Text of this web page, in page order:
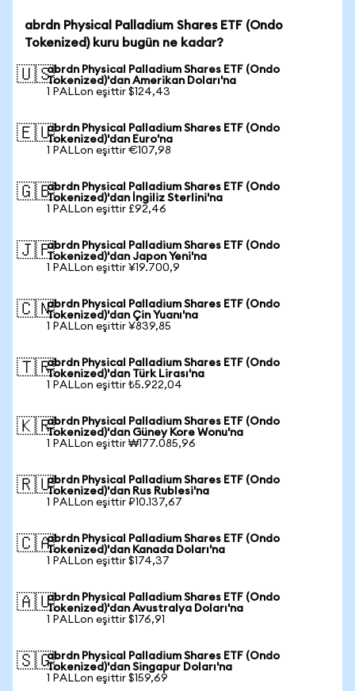
abrdn Physical Palladium Shares ETF (Ondo
Tokenized) kuru bugün ne kadar?
🇺🇸abrdn Physical Palladium Shares ETF (Ondo
Tokenized)'dan Amerikan Doları'na
1 PALLon eşittir $124,43
🇪🇺abrdn Physical Palladium Shares ETF (Ondo
Tokenized)'dan Euro'na
1 PALLon eşittir €107,98
🇬🇧abrdn Physical Palladium Shares ETF (Ondo
Tokenized)'dan İngiliz Sterlini'na
1 PALLon eşittir £92,46
🇯🇵abrdn Physical Palladium Shares ETF (Ondo
Tokenized)'dan Japon Yeni'na
1 PALLon eşittir ¥19.700,9
🇨🇳abrdn Physical Palladium Shares ETF (Ondo
Tokenized)'dan Çin Yuanı'na
1 PALLon eşittir ¥839,85
🇹🇷abrdn Physical Palladium Shares ETF (Ondo
Tokenized)'dan Türk Lirası'na
1 PALLon eşittir ₺5.922,04
🇰🇷abrdn Physical Palladium Shares ETF (Ondo
Tokenized)'dan Güney Kore Wonu'na
1 PALLon eşittir ₩177.085,96
🇷🇺abrdn Physical Palladium Shares ETF (Ondo
Tokenized)'dan Rus Rublesi'na
1 PALLon eşittir ₽10.137,67
🇨🇦abrdn Physical Palladium Shares ETF (Ondo
Tokenized)'dan Kanada Doları'na
1 PALLon eşittir $174,37
🇦🇺abrdn Physical Palladium Shares ETF (Ondo
Tokenized)'dan Avustralya Doları'na
1 PALLon eşittir $176,91
🇸🇬abrdn Physical Palladium Shares ETF (Ondo
Tokenized)'dan Singapur Doları'na
1 PALLon eşittir $159,69